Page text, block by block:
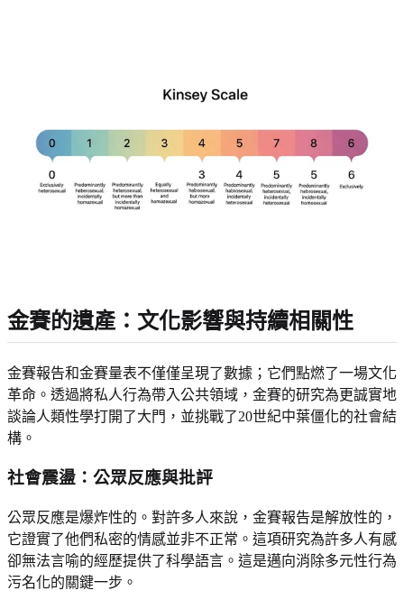
金賽的遺產：文化影響與持續相關性
金賽報告和金賽量表不僅僅呈現了數據；它們點燃了一場文化
革命。透過將私人行為帶入公共領域，金賽的研究為更誠實地
談論人類性學打開了大門，並挑戰了20世紀中葉僵化的社會結
構。
社會震盪：公眾反應與批評
公眾反應是爆炸性的。對許多人來說，金賽報告是解放性的，
它證實了他們私密的情感並非不正常。這項研究為許多人有感
卻無法言喻的經歷提供了科學語言。這是邁向消除多元性行為
污名化的關鍵一步。